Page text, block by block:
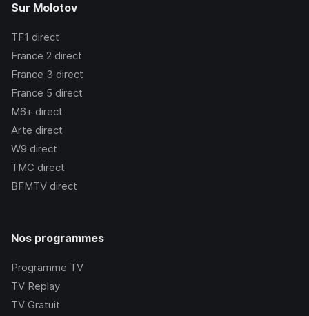
Sur Molotov
TF1 direct
France 2 direct
France 3 direct
France 5 direct
M6+ direct
Arte direct
W9 direct
TMC direct
BFMTV direct
Nos programmes
Programme TV
TV Replay
TV Gratuit